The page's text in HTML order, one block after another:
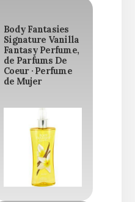
Body Fantasies
Signature Vanilla
Fantasy Perfume,
de Parfums De
Coeur · Perfume
de Mujer